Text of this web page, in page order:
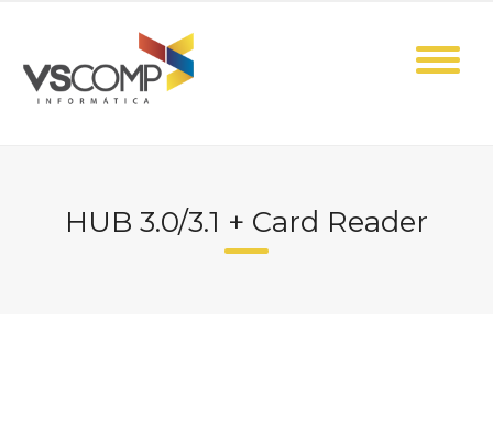
content
HUB 3.0/3.1 + Card Reader